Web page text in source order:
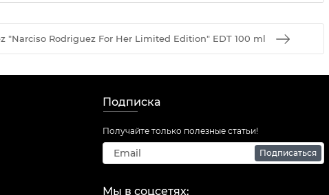
"Narciso Rodriguez For Her Limited Edition" EDT 100 ml
Подписка
Получайте только полезные статьи!
Подписаться
Мы в соцсетях: